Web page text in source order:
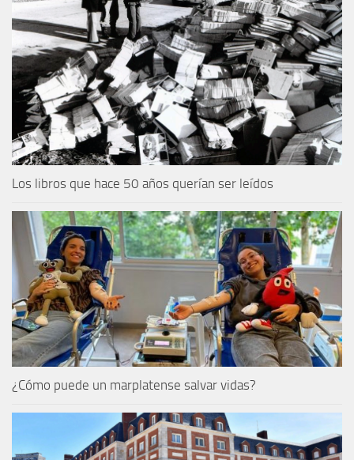
Los libros que hace 50 años querían ser leídos
¿Cómo puede un marplatense salvar vidas?